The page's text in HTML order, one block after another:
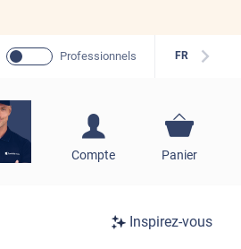
Professionnels FR
Compte
S'inscrire / Se
Panier
Inspirez-vous